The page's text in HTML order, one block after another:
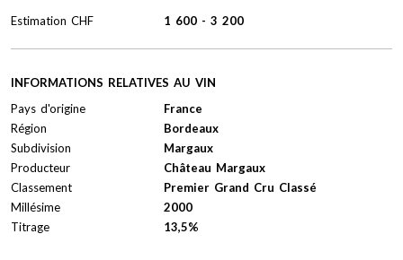
INFORMATIONS RELATIVES AU VIN
Pays d'origine
France
Région
Bordeaux
Subdivision
Margaux
Producteur
Château Margaux
Classement
Premier Grand Cru Classé
Millésime
2000
Titrage
13,5%
Estimation CHF 1 600 - 3 200